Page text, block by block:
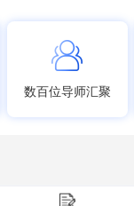
数百位导师汇聚